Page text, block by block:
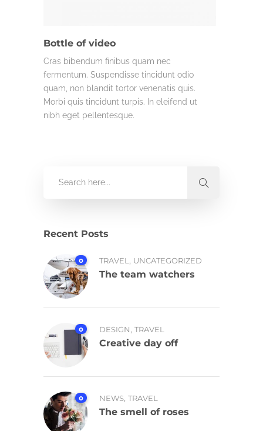
Bottle of video
Cras bibendum finibus quam nec
fermentum. Suspendisse tincidunt odio
quam, non blandit tortor venenatis quis.
Morbi quis tincidunt turpis. In eleifend ut
nibh eget pellentesque.
Recent Posts
0 TRAVEL , UNCATEGORIZED
The team watchers
0 DESIGN, TRAVEL
Creative day off
0 NEWS, TRAVEL
The smell of roses